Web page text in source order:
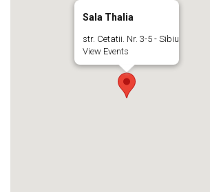
Sala Thalia
str. Cetatii. Nr. 3-5 - Sibiu
View Events